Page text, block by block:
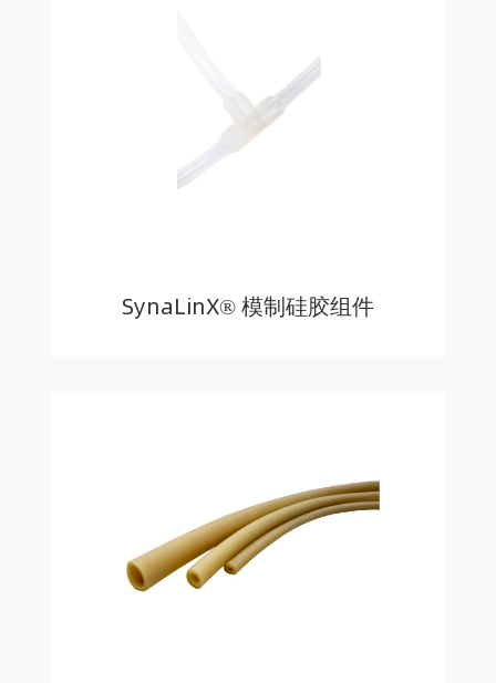
SynaLinX® 模制硅胶组件